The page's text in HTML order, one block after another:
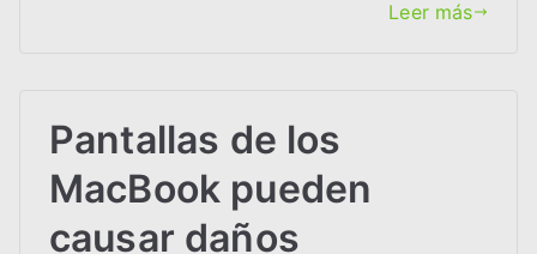
Leer más
Pantallas de los
MacBook pueden
causar daños